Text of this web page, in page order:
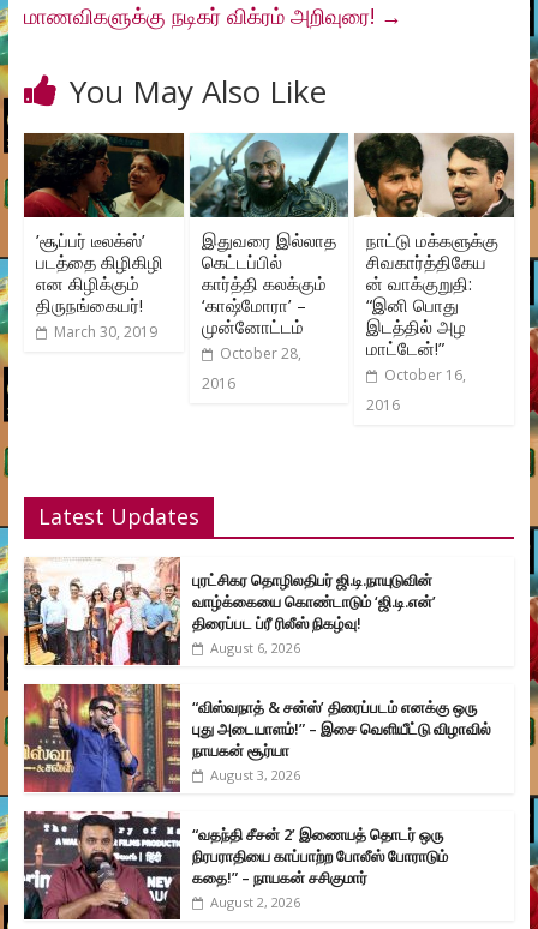
மாணவிகளுக்கு நடிகர் விக்ரம் அறிவுரை! →
You May Also Like
’சூப்பர் டீலக்ஸ்’
படத்தை கிழிகிழி
என கிழிக்கும்
திருநங்கையர்!
March 30, 2019
இதுவரை இல்லாத
கெட்டப்பில்
கார்த்தி கலக்கும்
‘காஷ்மோரா’ –
முன்னோட்டம்
October 28,
2016
நாட்டு மக்களுக்கு
சிவகார்த்திகேய
ன் வாக்குறுதி:
“இனி பொது
இடத்தில் அழ
மாட்டேன்!”
October 16,
2016
Latest Updates
புரட்சிகர தொழிலதிபர் ஜி.டி.நாயுடுவின்
வாழ்க்கையை கொண்டாடும் ‘ஜி.டி.என்’
திரைப்பட ப்ரீ ரிலீஸ் நிகழ்வு!
August 6, 2026
“விஸ்வநாத் & சன்ஸ்’ திரைப்படம் எனக்கு ஒரு
புது அடையாளம்!” – இசை வெளியீட்டு விழாவில்
நாயகன் சூர்யா
August 3, 2026
“வதந்தி சீசன் 2’ இணையத் தொடர் ஒரு
நிரபராதியை காப்பாற்ற போலீஸ் போராடும்
கதை!” – நாயகன் சசிகுமார்
August 2, 2026